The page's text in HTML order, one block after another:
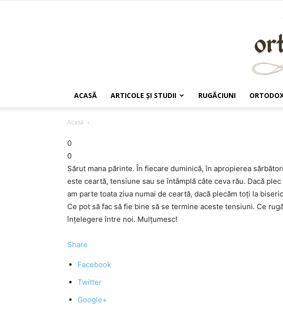
ACASĂ ARTICOLE ŞI STUDII RUGĂCIUNI
Acasă
0
0
Sărut mana părinte. În fiecare duminică, în apropierea
este ceartă, tensiune sau se întâmplă câte ceva rău. Dacă
am parte toata ziua numai de ceartă, dacă plecăm toți la
Ce pot să fac să fie bine să se termine aceste tensiuni. Ce
înțelegere între noi. Mulțumesc!
Share
Facebook
Twitter
Google+